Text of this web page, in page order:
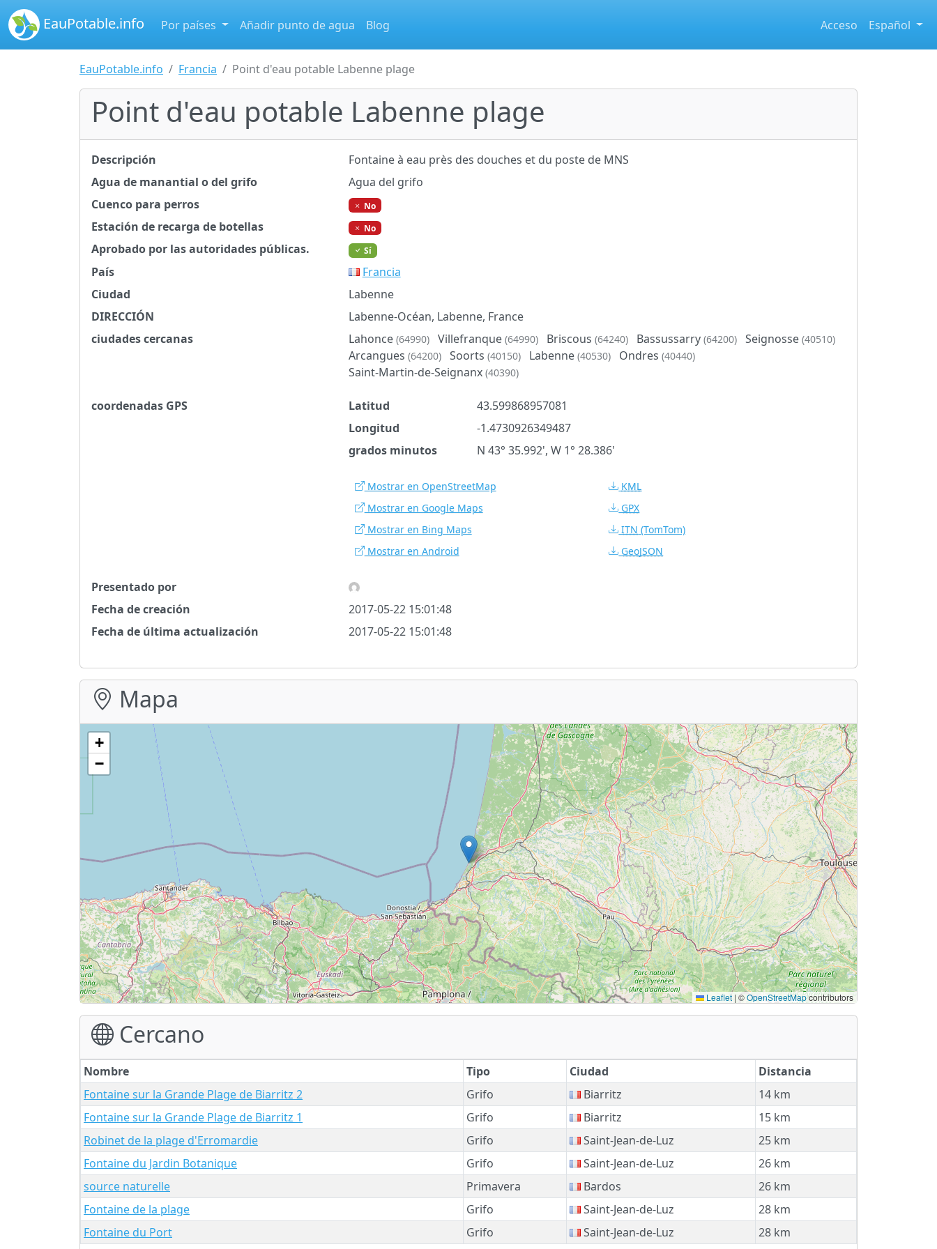
EauPotable.info Por países Añadir punto de agua Blog Acceso Español
EauPotable.info Francia Point d'eau potable Labenne plage
Point d'eau potable Labenne plage
Descripción
Fontaine à eau près des douches et du poste de MNS
Agua de manantial o del grifo
Agua del grifo
Cuenco para perros
No
Estación de recarga de botellas No
Aprobado por las autoridades públicas. Sí
País
Francia
Ciudad
Labenne
DIRECCIÓN
Labenne-Océan, Labenne, France
ciudades cercanas
Lahonce (64990) Villefranque (64990) Briscous (64240) Bassussarry (64200) Seignosse (40510)
Arcangues (64200) Soorts (40150) Labenne (40530) Ondres (40440)
Saint-Martin-de-Seignanx (40390)
coordenadas GPS Latitud
43.599868957081
Longitud
-1.4730926349487
grados minutos
N 43° 35.992', W 1° 28.386'
Mostrar en OpenStreetMap
Mostrar en Google Maps
Mostrar en Bing Maps
Mostrar en Android
KML
GPX
ITN (TomTom)
GeoJSON
Presentado por
Fecha de creación
2017-05-22 15:01:48
Fecha de última actualización
2017-05-22 15:01:48
Mapa
+
−
Leaflet | ©OpenStreetMapcontributors
Cercano
Nombre Tipo Ciudad
Distancia
Fontaine sur la Grande Plage de Biarritz 2
Grifo Biarritz
14 km
Fontaine sur la Grande Plage de Biarritz 1
Grifo Biarritz
15 km
Robinet de la plage d'Erromardie
Grifo Saint-Jean-de-Luz
25 km
Fontaine du Jardin Botanique
Grifo Saint-Jean-de-Luz
26 km
source naturelle
Primavera Bardos
26 km
Fontaine de la plage
Grifo Saint-Jean-de-Luz
28 km
Fontaine du Port
Grifo Saint-Jean-de-Luz 28 km